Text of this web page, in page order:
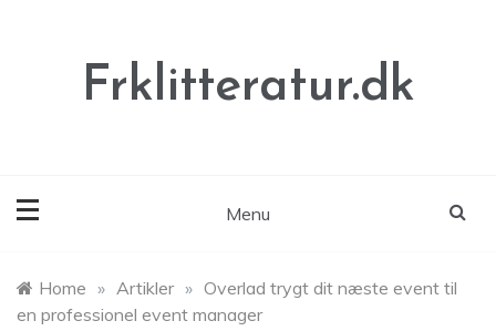
Frklitteratur.dk
Menu
Home » Artikler » Overlad trygt dit næste event til
en professionel event manager